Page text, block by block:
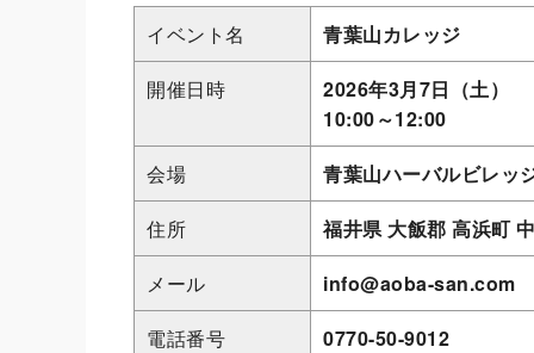
イベント名
青葉山カレッジ
開催日時
2026年3月7日（土）
10:00～12:00
会場
青葉山ハーバルビレッ
住所
福井県 大飯郡 高浜町
メール
info@aoba-san.com
電話番号
0770-50-9012